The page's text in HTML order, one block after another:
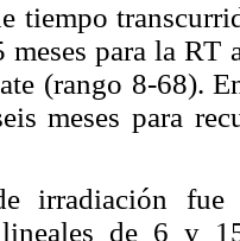
tiempo
meses para la RT
(rango 8-68).
meses para
irradiación fue
lineales de 6 y